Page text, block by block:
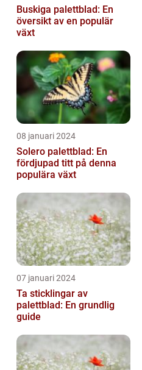
Buskiga palettblad: En
översikt av en populär
växt
08 januari 2024
Solero palettblad: En
fördjupad titt på denna
populära växt
07 januari 2024
Ta sticklingar av
palettblad: En grundlig
guide